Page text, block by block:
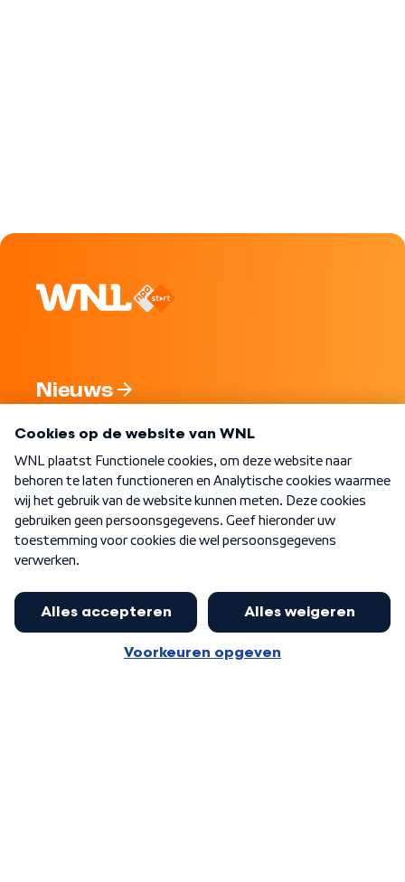
Nieuws
Nieuwsbrief
Word Lid